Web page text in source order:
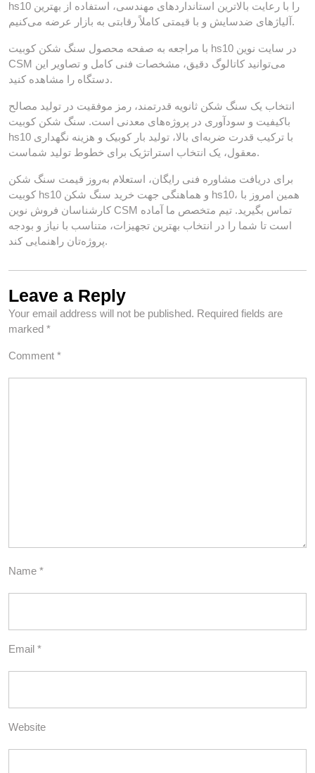
hs10 را با رعایت بالاترین استانداردهای مهندسی، استفاده از بهترین
آلیاژهای ضدسایش و با قیمتی کاملاً رقابتی به بازار عرضه می‌کنیم.
با مراجعه به صفحه محصول سنگ شکن کوبیت hs10 در سایت نوین
CSM می‌توانید کاتالوگ دقیق، مشخصات فنی کامل و تصاویر این
دستگاه را مشاهده کنید.
انتخاب یک سنگ شکن ثانویه قدرتمند، رمز موفقیت در تولید مصالح
باکیفیت و سودآوری در پروژه‌های معدنی است. سنگ شکن کوبیت
hs10 با ترکیب قدرت ضربه‌ای بالا، تولید بار کوبیک و هزینه نگهداری
معقول، یک انتخاب استراتژیک برای خطوط تولید شماست.
برای دریافت مشاوره فنی رایگان، استعلام به‌روز قیمت سنگ شکن
کوبیت hs10 و هماهنگی جهت خرید سنگ شکن hs10، همین امروز با
کارشناسان فروش نوین CSM تماس بگیرید. تیم متخصص ما آماده
است تا شما را در انتخاب بهترین تجهیزات، متناسب با نیاز و بودجه
پروژه‌تان راهنمایی کند.
Leave a Reply
Your email address will not be published. Required fields are
marked *
Comment *
Name *
Email *
Website